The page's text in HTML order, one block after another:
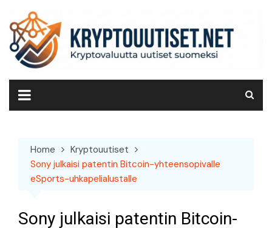
content
Home
Kryptouutiset
Sony julkaisi patentin Bitcoin-yhteensopivalle
eSports-uhkapelialustalle
Sony julkaisi patentin Bitcoin-